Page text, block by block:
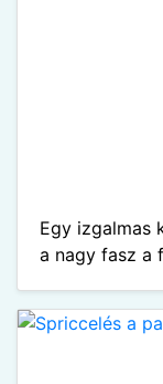
Egy izgalmas
a nagy fasz a